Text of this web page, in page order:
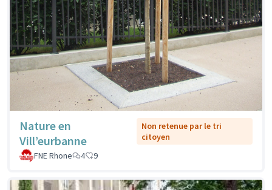
Nature en
Vill’eurbanne
Non retenue par le tri
citoyen
FNE Rhone
4 9